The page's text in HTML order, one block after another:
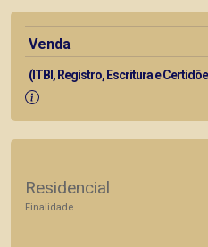
Venda
(ITBI, Registro, Escritura e
Residencial
Finalidade